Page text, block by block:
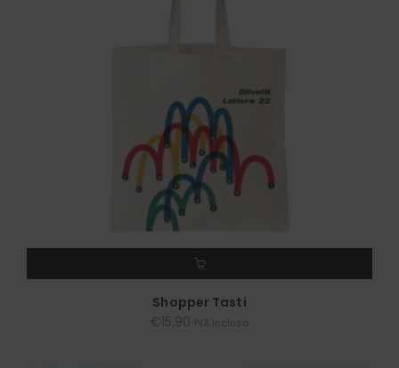
AGGIUNGI AL CARRELLO
Shopper Tasti
€15,90 IVA inclusa